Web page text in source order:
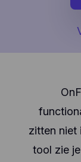
zitten niet
tool zie